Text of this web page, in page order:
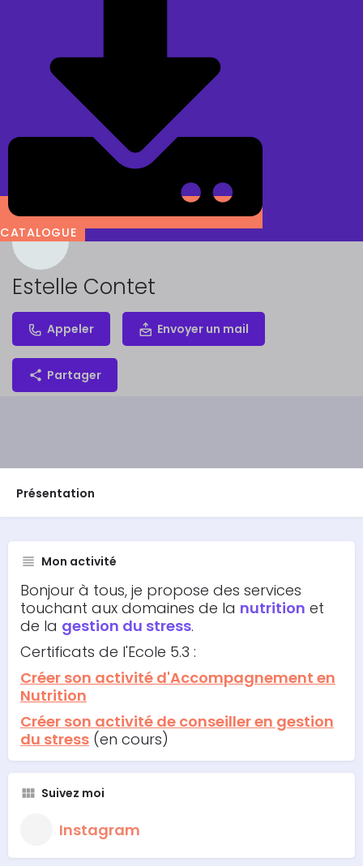
CATALOGUE
Estelle Contet
Appeler Envoyer un mail
Partager
Présentation
Mon activité
Bonjour à tous, je propose des services
touchant aux domaines de la nutrition et
de la gestion du stress.
Certificats de l'Ecole 5.3 :
Créer son activité d'Accompagnement en
Nutrition
Créer son activité de conseiller en gestion
du stress (en cours)
Suivez moi
Instagram